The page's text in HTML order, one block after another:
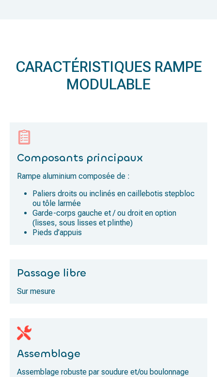
CARACTÉRISTIQUES RAMPE
MODULABLE
Composants principaux
Rampe aluminium composée de :
Paliers droits ou inclinés en caillebotis stepbloc
ou tôle larmée
Garde-corps gauche et / ou droit en option
(lisses, sous lisses et plinthe)
Pieds d’appuis
Passage libre
Sur mesure
Assemblage
Assemblage robuste par soudure et/ou boulonnage